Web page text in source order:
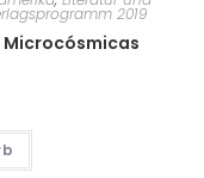
2019
Microcósmicas